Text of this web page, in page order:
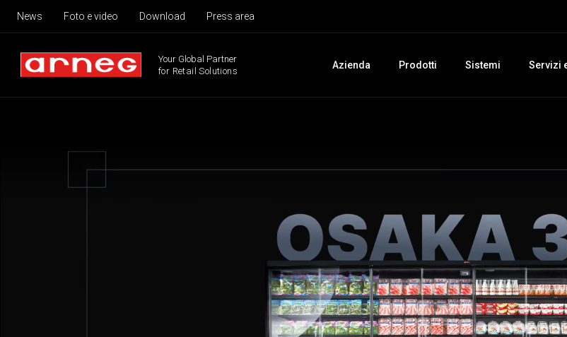
News Foto e video Download Press area
Your Global Partner
for Retail Solutions
Azienda Prodotti Sistemi Servizi